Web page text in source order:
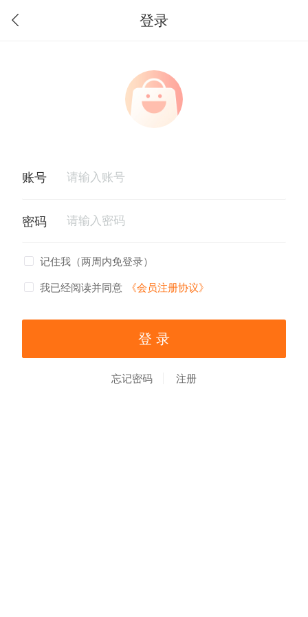
登录
记住我（两周内免登录）
我已经阅读并同意 《会员注册协议》
忘记密码 注册